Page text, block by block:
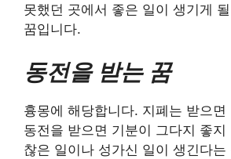
못했던 곳에서 좋은 일이 생기게
꿈입니다.
동전을 받는 꿈
흉몽에 해당합니다. 지폐는 받으
동전을 받으면 기분이 그다지 좋지
찮은 일이나 성가신 일이 생긴다는